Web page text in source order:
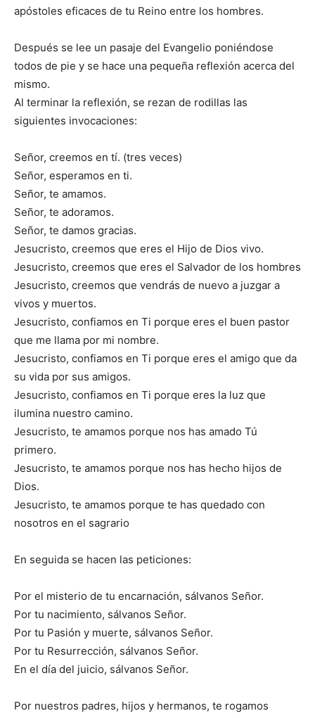
apóstoles eficaces de tu Reino entre los hombres.
Después se lee un pasaje del Evangelio poniéndose
todos de pie y se hace una pequeña reflexión acerca del
mismo.
Al terminar la reflexión, se rezan de rodillas las
siguientes invocaciones:
Señor, creemos en tí. (tres veces)
Señor, esperamos en ti.
Señor, te amamos.
Señor, te adoramos.
Señor, te damos gracias.
Jesucristo, creemos que eres el Hijo de Dios vivo.
Jesucristo, creemos que eres el Salvador de los hombres
Jesucristo, creemos que vendrás de nuevo a juzgar a
vivos y muertos.
Jesucristo, confiamos en Ti porque eres el buen pastor
que me llama por mi nombre.
Jesucristo, confiamos en Ti porque eres el amigo que da
su vida por sus amigos.
Jesucristo, confiamos en Ti porque eres la luz que
ilumina nuestro camino.
Jesucristo, te amamos porque nos has amado Tú
primero.
Jesucristo, te amamos porque nos has hecho hijos de
Dios.
Jesucristo, te amamos porque te has quedado con
nosotros en el sagrario
En seguida se hacen las peticiones:
Por el misterio de tu encarnación, sálvanos Señor.
Por tu nacimiento, sálvanos Señor.
Por tu Pasión y muerte, sálvanos Señor.
Por tu Resurrección, sálvanos Señor.
En el día del juicio, sálvanos Señor.
Por nuestros padres, hijos y hermanos, te rogamos